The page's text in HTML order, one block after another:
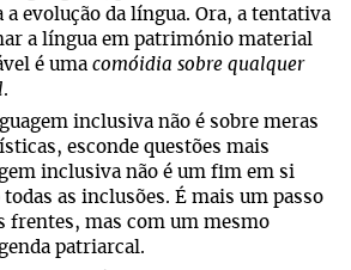
evolução da língua. Ora, a tentativa
a língua em património material
é uma comóidia sobre qualquer
.
inclusiva não é sobre meras
esconde questões mais
inclusiva não é um fim em si
as inclusões. É mais um passo
frentes, mas com um mesmo
patriarcal.